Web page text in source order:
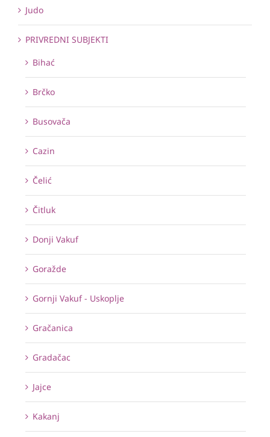
Judo
PRIVREDNI SUBJEKTI
Bihać
Brčko
Busovača
Cazin
Čelić
Čitluk
Donji Vakuf
Goražde
Gornji Vakuf - Uskoplje
Gračanica
Gradačac
Jajce
Kakanj